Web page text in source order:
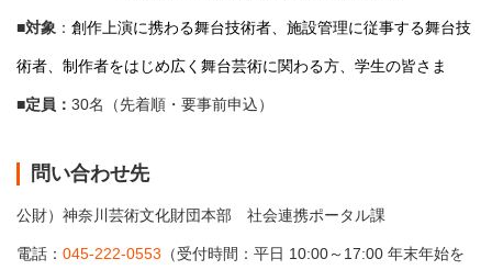
■対象 ： 創作上演に携わる舞台技術者、施設管理に従事する舞台技
術者、制作者をはじめ広く舞台芸術に関わる方、学生の皆さま
■定員： 30名（先着順・要事前申込）
問い合わせ先
公財）神奈川芸術文化財団本部 社会連携ポータル課
電話： 045-222-0553 （受付時間：平日 10:00～17:00 年末年始を